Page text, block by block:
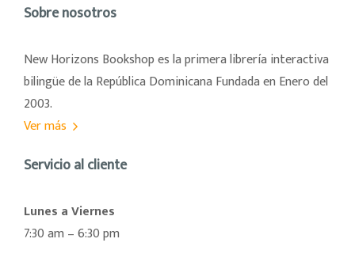
Sobre nosotros
New Horizons Bookshop es la primera librería interactiva
bilingüe de la República Dominicana Fundada en Enero del
2003.
Ver más
Servicio al cliente
Lunes a Viernes
7:30 am – 6:30 pm